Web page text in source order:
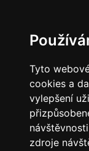
Tyto
cookies a
vylepšení
zdroje